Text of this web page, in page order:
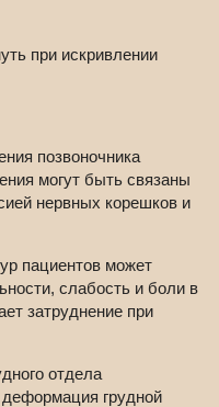
при искривлении
позвоночника
могут быть связаны
нервных корешков и
пациентов может
слабость и боли в
затруднение при
отдела
деформация грудной